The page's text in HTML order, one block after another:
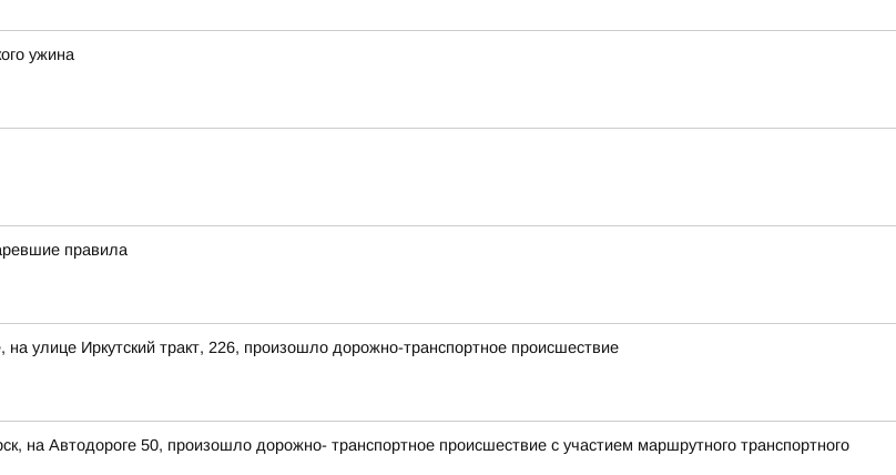
ужина
правила
на улице Иркутский тракт, 226, произошло дорожно-транспортное происшествие
на Автодороге 50, произошло дорожно- транспортное происшествие с участием маршрутного транспортного